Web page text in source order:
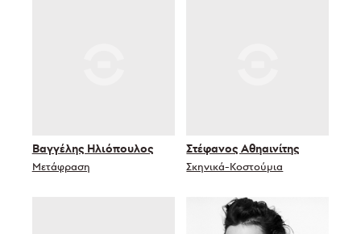
Βαγγέλης Ηλιόπουλος
Μετάφραση
Στέφανος Αθηαινίτης
Σκηνικά-Κοστούμια